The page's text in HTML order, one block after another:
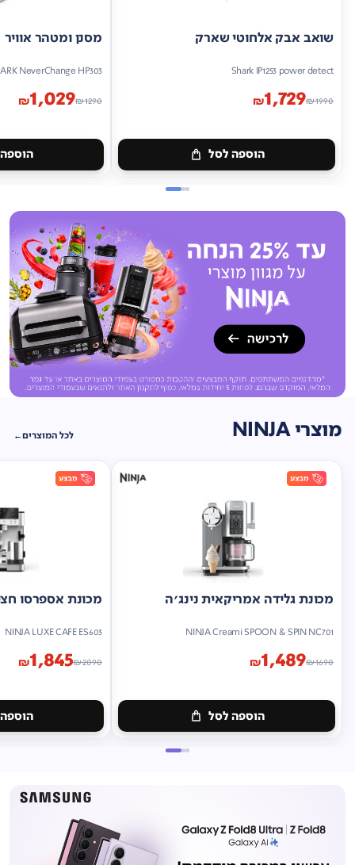
שואב אבק אלחוטי שארק
Shark IP1253 power detect
₪1990
₪1,729
הוספה לסל
מסנן ומטהר אוויר
NeverChange HP303
₪1290
₪1,029
מוצרי NINJA לכל המוצרים
מכונת גלידה אמריקאית נינג'ה
NINJA Creami SPOON & SPIN NC701
₪1690
₪1,489
הוספה לסל
מכונת אספרסו
NINJA LUXE CAFE ES603
₪2090
₪1,845